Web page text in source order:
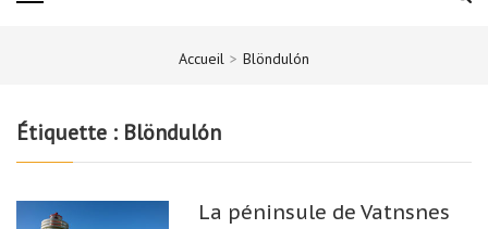
Accueil > Blöndulón
Étiquette : Blöndulón
La péninsule de Vatnsnes